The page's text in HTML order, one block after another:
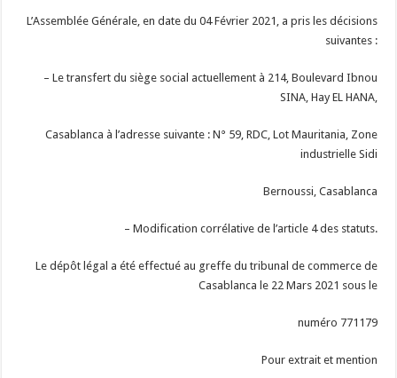
L’Assemblée Générale, en date du 04 Février 2021, a pris les décisions
suivantes :
– Le transfert du siège social actuellement à 214, Boulevard Ibnou
SINA, Hay EL HANA,
Casablanca à l’adresse suivante : N° 59, RDC, Lot Mauritania, Zone
industrielle Sidi
Bernoussi, Casablanca
– Modification corrélative de l’article 4 des statuts.
Le dépôt légal a été effectué au greffe du tribunal de commerce de
Casablanca le 22 Mars 2021 sous le
numéro 771179
Pour extrait et mention